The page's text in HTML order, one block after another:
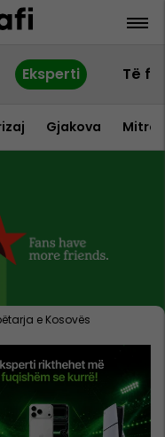
Eksperti Të
Gjakova
e Kosovës